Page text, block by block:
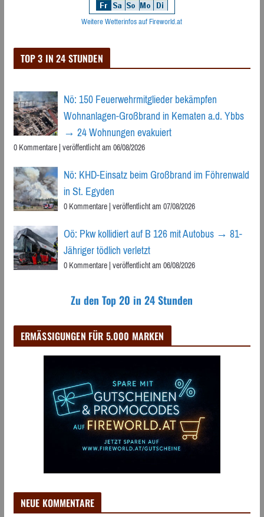
Weitere Wetterinfos auf Fireworld.at
TOP 3 IN 24 STUNDEN
Nö: 150 Feuerwehrmitglieder bekämpfen
Wohnanlagen-Großbrand in Kematen a.d. Ybbs
→ 24 Wohnungen evakuiert
0 Kommentare|veröffentlicht am 06/08/2026
Nö: KHD-Einsatz beim Großbrand im Föhrenwald
in St. Egyden
0 Kommentare|veröffentlicht am 07/08/2026
Oö: Pkw kollidiert auf B 126 mit Autobus → 81-
Jähriger tödlich verletzt
0 Kommentare|veröffentlicht am 06/08/2026
Zu den Top 20 in 24 Stunden
ERMÄSSIGUNGEN FÜR 5.000 MARKEN
NEUE KOMMENTARE